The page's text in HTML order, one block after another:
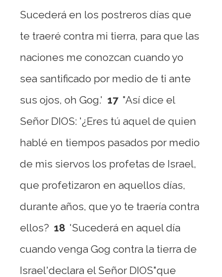
Sucederá en los postreros días que
te traeré contra mi tierra, para que las
naciones me conozcan cuando yo
sea santificado por medio de ti ante
sus ojos, oh Gog.' 17 "Así dice el
Señor DIOS: '¿Eres tú aquel de quien
hablé en tiempos pasados por medio
de mis siervos los profetas de Israel,
que profetizaron en aquellos días,
durante años, que yo te traería contra
ellos? 18 'Sucederá en aquel día
cuando venga Gog contra la tierra de
Israel'declara el Señor DIOS"que